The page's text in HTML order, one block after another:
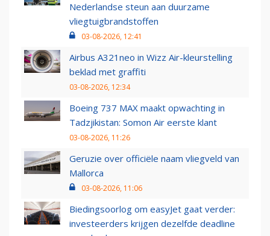
Nederlandse steun aan duurzame
vliegtuigbrandstoffen
03-08-2026, 12:41
Airbus A321neo in Wizz Air-kleurstelling
beklad met graffiti
03-08-2026, 12:34
Boeing 737 MAX maakt opwachting in
Tadzjikistan: Somon Air eerste klant
03-08-2026, 11:26
Geruzie over officiële naam vliegveld van
Mallorca
03-08-2026, 11:06
Biedingsoorlog om easyJet gaat verder:
investeerders krijgen dezelfde deadline